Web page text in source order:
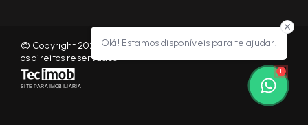
Olá! Estamos disponíveis para te ajudar.
1
© Copyright 2026 - KF NEGÓCIOS IMOBILIÁRIOS RP - Todos
os direitos reservados
SITE PARA IMOBILIARIA